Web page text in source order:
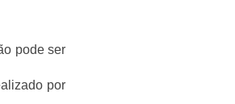
pode ser
por